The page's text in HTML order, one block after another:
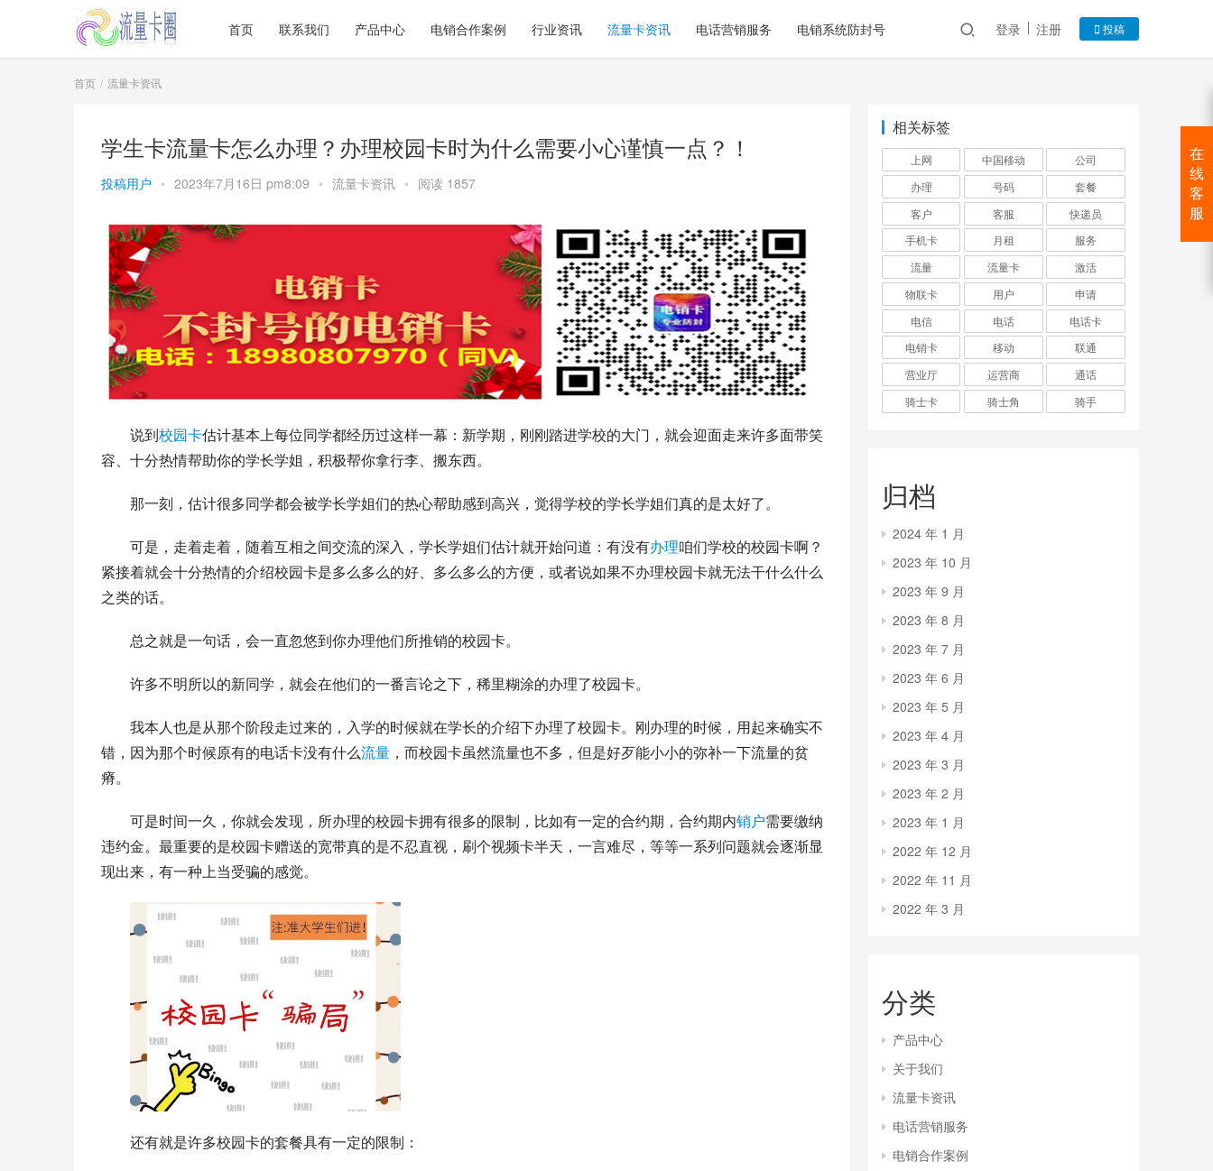
首页 联系我们 产品中心 电销合作案例 行业资讯 流量卡资讯 电话营销服务 电销系统防封号 登录 注册 投稿
首页 流量卡资讯
学生卡流量卡怎么办理？办理校园卡时为什么需要小心谨慎一点？！
投稿用户 • 2023年7月16日 pm8:09 • 流量卡资讯 • 阅读 1857
说到校园卡估计基本上每位同学都经历过这样一幕：新学期，刚刚踏进学校的大门，就会迎面走来许多面带笑
容、十分热情帮助你的学长学姐，积极帮你拿行李、搬东西。
那一刻，估计很多同学都会被学长学姐们的热心帮助感到高兴，觉得学校的学长学姐们真的是太好了。
可是，走着走着，随着互相之间交流的深入，学长学姐们估计就开始问道：有没有办理咱们学校的校园卡啊？
紧接着就会十分热情的介绍校园卡是多么多么的好、多么多么的方便，或者说如果不办理校园卡就无法干什么什么
之类的话。
总之就是一句话，会一直忽悠到你办理他们所推销的校园卡。
许多不明所以的新同学，就会在他们的一番言论之下，稀里糊涂的办理了校园卡。
我本人也是从那个阶段走过来的，入学的时候就在学长的介绍下办理了校园卡。刚办理的时候，用起来确实不
错，因为那个时候原有的电话卡没有什么流量 ，而校园卡虽然流量也不多，但是好歹能小小的弥补一下流量的贫
瘠。
可是时间一久，你就会发现，所办理的校园卡拥有很多的限制，比如有一定的合约期，合约期内销户需要缴纳
违约金。最重要的是校园卡赠送的宽带真的是不忍直视，刷个视频卡半天，一言难尽，等等一系列问题就会逐渐显
现出来，有一种上当受骗的感觉。
还有就是许多校园卡的套餐具有一定的限制：
相关标签
上网 中国移动
公司
办理
号码
套餐
客户
客服
快递员
手机卡
月租
服务
流量
流量卡
激活
物联卡
用户
申请
电信
电话
电话卡
电销卡
移动
联通
营业厅
运营商
通话
骑士卡
骑士角 骑手
归档
2024 年 1 月
2023 年 10 月
2023 年 9 月
2023 年 8 月
2023 年 7 月
2023 年 6 月
2023 年 5 月
2023 年 4 月
2023 年 3 月
2023 年 2 月
2023 年 1 月
2022 年 12 月
2022 年 11 月
2022 年 3 月
分类
产品中心
关于我们
流量卡资讯
电话营销服务
电销合作案例
在
线
客
服